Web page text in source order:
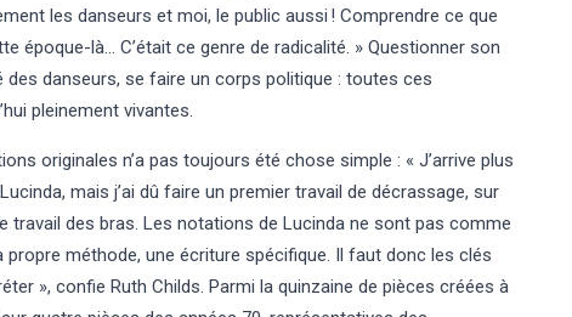
les danseurs et moi, le public aussi ! Comprendre ce que
époque-là… C’était ce genre de radicalité. » Questionner son
danseurs, se faire un corps politique : toutes ces
pleinement vivantes.
originales n’a pas toujours été chose simple : « J’arrive plus
mais j’ai dû faire un premier travail de décrassage, sur
travail des bras. Les notations de Lucinda ne sont pas comme
méthode, une écriture spécifique. Il faut donc les clés
», confie Ruth Childs. Parmi la quinzaine de pièces créées à